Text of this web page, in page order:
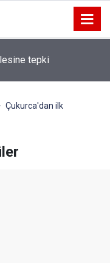
tepki
Çukurca'dan ilk